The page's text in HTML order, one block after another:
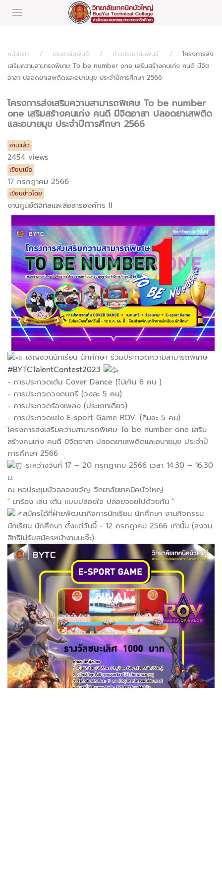
หน้าแรก ประชาสัมพันธ์ ข่าวประชาสัมพันธ์
โครงการส่ง
เสริมความสามารถพิเศษ To be number one เสริมสร้างคนเก่ง คนดี มีจิต
อาสา ปลอดยาเสพติดและอบายมุข ประจำปีการศึกษา 2566
โครงการส่งเสริมความสามารถพิเศษ To be number
one เสริมสร้างคนเก่ง คนดี มีจิตอาสา ปลอดยาเสพติด
และอบายมุข ประจำปีการศึกษา 2566
อ่านแล้ว
2454 views
เขียนเมื่อ
17 กรกฎาคม 2566
เขียนข่าวโดย
งานศูนย์ดิจิทัลและสื่อสารองค์กร II
เชิญชวนนักเรียน นักศึกษา ร่วมประกวดความสามารถพิเศษ
#BYTCTalentContest2023
- การประกวดเต้น Cover Dance (ไม่เกิน 6 คน )
- การประกวดวงดนตรี (วงละ 5 คน)
- การประกวดร้องเพลง (ประเภทเดี่ยว)
- การประกวดแข่ง E-sport Game ROV. (ทีมละ 5 คน)
โครงการส่งเสริมความสามารถพิเศษ To be number one เสริม
สร้างคนเก่ง คนดี มีจิตอาสา ปลอดยาเสพติดและอบายมุข ประจำปี
การศึกษา 2566
ระหว่างวันที่ 17 – 20 กรกฎาคม 2566 เวลา 14.30 – 16.30
น.
ณ หอประชุมบัวฉลองขวัญ วิทยาลัยเทคนิคบัวใหญ่
" มาร้อง เล่น เต้น แบบปล่อยใจ ปล่อยจอยไปด้วยกัน "
สมัครได้ที่ฝ่ายพัฒนากิจการนักเรียน นักศึกษา งานกิจกรรม
นักเรียน นักศึกษา ตั้งแต่วันนี้ - 12 กรกฎาคม 2566 เท่านั้น (สงวน
สิทธิไม่รับสมัครหน้างานนะจ๊ะ)